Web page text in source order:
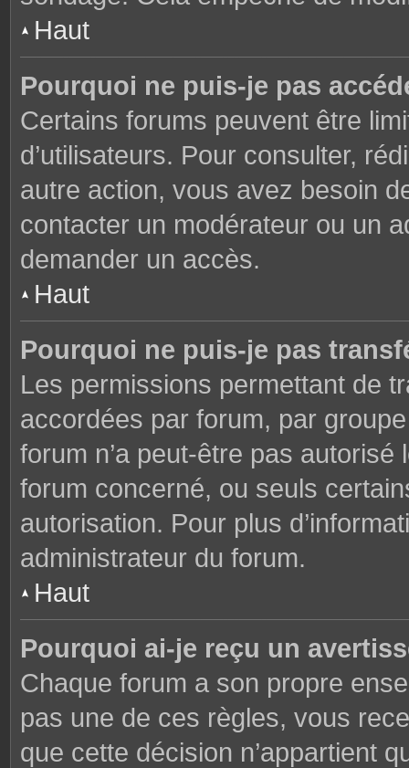
Haut
Pourquoi ne puis-je pas
Certains forums peuvent être
d’utilisateurs. Pour consulter,
autre action, vous avez besoin
contacter un modérateur ou un
demander un accès.
Haut
Pourquoi ne puis-je pas
Les permissions permettant de
accordées par forum, par
forum n’a peut-être pas
forum concerné, ou seuls
autorisation. Pour plus
administrateur du forum.
Haut
Pourquoi ai-je reçu un
Chaque forum a son propre
pas une de ces règles, vous
que cette décision n’appartient